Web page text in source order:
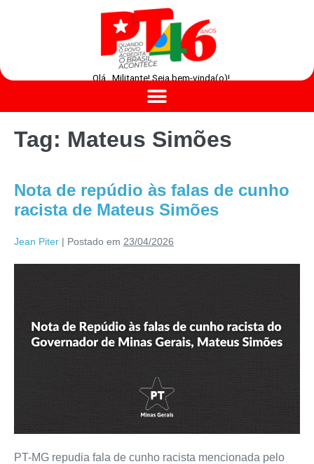
Olá , Militante! Seja bem-vinda(o)!
Tag: Mateus Simões
Nota de repúdio às falas de cunho
racista de Mateus Simões
Jean Piter | Postado em 23/04/2026
PT-MG repudia fala de cunho racista mencionada pelo